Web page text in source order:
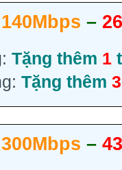
140Mbps –
Tặng thêm 1
Tặng thêm 3
300Mbps –